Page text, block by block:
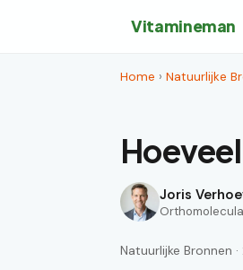
Vitamineman
Home › Natuurlijke
Joris
Natuurlijke Bronnen